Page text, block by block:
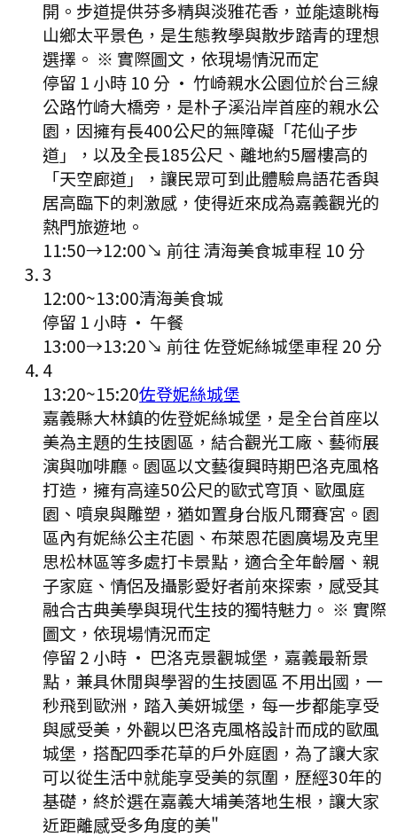
開。步道提供芬多精與淡雅花香，並能遠眺梅
山鄉太平景色，是生態教學與散步踏青的理想
選擇。 ※ 實際圖文，依現場情況而定
停留 1 小時 10 分 · 竹崎親水公園位於台三線
公路竹崎大橋旁，是朴子溪沿岸首座的親水公
園，因擁有長400公尺的無障礙「花仙子步
道」，以及全長185公尺、離地約5層樓高的
「天空廊道」，讓民眾可到此體驗鳥語花香與
居高臨下的刺激感，使得近來成為嘉義觀光的
熱門旅遊地。
11:50→12:00↘ 前往清海美食城車程 10 分
3
12:00~13:00清海美食城
停留 1 小時 · 午餐
13:00→13:20↘ 前往佐登妮絲城堡車程 20 分
4
13:20~15:20佐登妮絲城堡
嘉義縣大林鎮的佐登妮絲城堡，是全台首座以
美為主題的生技園區，結合觀光工廠、藝術展
演與咖啡廳。園區以文藝復興時期巴洛克風格
打造，擁有高達50公尺的歐式穹頂、歐風庭
園、噴泉與雕塑，猶如置身台版凡爾賽宮。園
區內有妮絲公主花園、布萊恩花園廣場及克里
思松林區等多處打卡景點，適合全年齡層、親
子家庭、情侶及攝影愛好者前來探索，感受其
融合古典美學與現代生技的獨特魅力。 ※ 實際
圖文，依現場情況而定
停留 2 小時 · 巴洛克景觀城堡，嘉義最新景
點，兼具休閒與學習的生技園區 不用出國，一
秒飛到歐洲，踏入美妍城堡，每一步都能享受
與感受美，外觀以巴洛克風格設計而成的歐風
城堡，搭配四季花草的戶外庭園，為了讓大家
可以從生活中就能享受美的氛圍，歷經30年的
基礎，終於選在嘉義大埔美落地生根，讓大家
近距離感受多角度的美"